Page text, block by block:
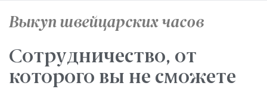
Выкуп швейцарских часов
Сотрудничество, от
которого вы не сможете